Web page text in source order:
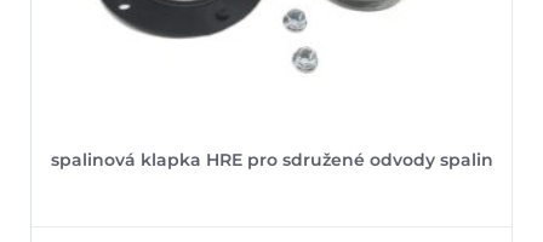
spalinová klapka HRE pro sdružené odvody spalin